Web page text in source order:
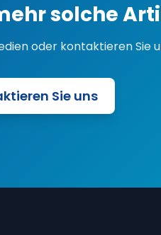
solche
oder kontaktieren Sie
Sie uns